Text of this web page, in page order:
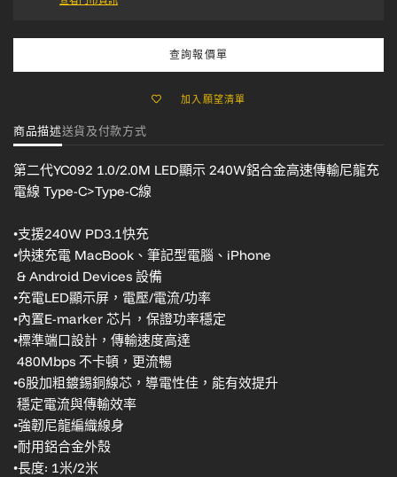
查詢報價單
加入願望清單
商品描述送貨及付款方式
第二代YC092 1.0/2.0M LED顯示 240W鋁合金高速傳輸尼龍充
電線 Type-C>Type-C線
•支援240W PD3.1快充
•快速充電 MacBook、筆記型電腦、iPhone
& Android Devices 設備
•充電LED顯示屏，電壓/電流/功率
•內置E-marker 芯片，保證功率穩定
•標準端口設計，傳輸速度高達
480Mbps 不卡頓，更流暢
•6股加粗鍍錫銅線芯，導電性佳，能有效提升
穩定電流與傳輸效率
•強韌尼龍編織線身
•耐用鋁合金外殼
•長度: 1米/2米